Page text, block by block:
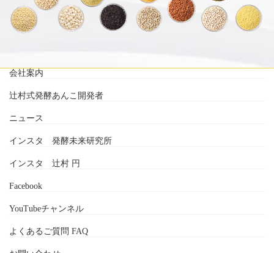
会社案内
辻村式発酵あんこ開発者
ニュース
インスタ 発酵未来研究所
インスタ 辻村 円
Facebook
YouTubeチャンネル
よくあるご質問 FAQ